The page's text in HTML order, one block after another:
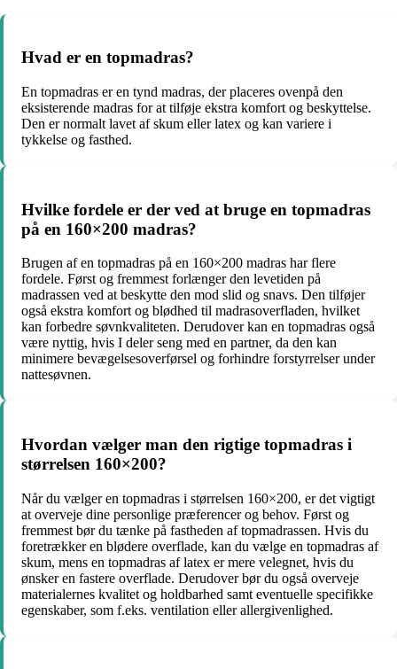
Hvad er en topmadras?
En topmadras er en tynd madras, der placeres ovenpå den
eksisterende madras for at tilføje ekstra komfort og beskyttelse.
Den er normalt lavet af skum eller latex og kan variere i
tykkelse og fasthed.
Hvilke fordele er der ved at bruge en topmadras
på en 160×200 madras?
Brugen af en topmadras på en 160×200 madras har flere
fordele. Først og fremmest forlænger den levetiden på
madrassen ved at beskytte den mod slid og snavs. Den tilføjer
også ekstra komfort og blødhed til madrasoverfladen, hvilket
kan forbedre søvnkvaliteten. Derudover kan en topmadras også
være nyttig, hvis I deler seng med en partner, da den kan
minimere bevægelsesoverførsel og forhindre forstyrrelser under
nattesøvnen.
Hvordan vælger man den rigtige topmadras i
størrelsen 160×200?
Når du vælger en topmadras i størrelsen 160×200, er det vigtigt
at overveje dine personlige præferencer og behov. Først og
fremmest bør du tænke på fastheden af topmadrassen. Hvis du
foretrækker en blødere overflade, kan du vælge en topmadras af
skum, mens en topmadras af latex er mere velegnet, hvis du
ønsker en fastere overflade. Derudover bør du også overveje
materialernes kvalitet og holdbarhed samt eventuelle specifikke
egenskaber, som f.eks. ventilation eller allergivenlighed.